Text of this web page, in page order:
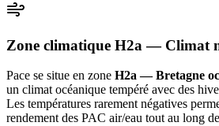
Zone climatique H2a — Climat
Pace se situe en zone H2a — Bretagne
un climat océanique tempéré avec des
Les températures rarement négatives
rendement des PAC air/eau tout au long